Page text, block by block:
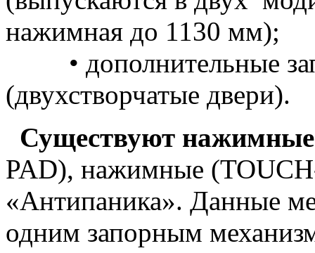
нажимная до 1130 мм);
• дополнительные
(двухстворчатые двери).
Существуют
PAD), нажимные
«Антипаника». Данные
одним запорным